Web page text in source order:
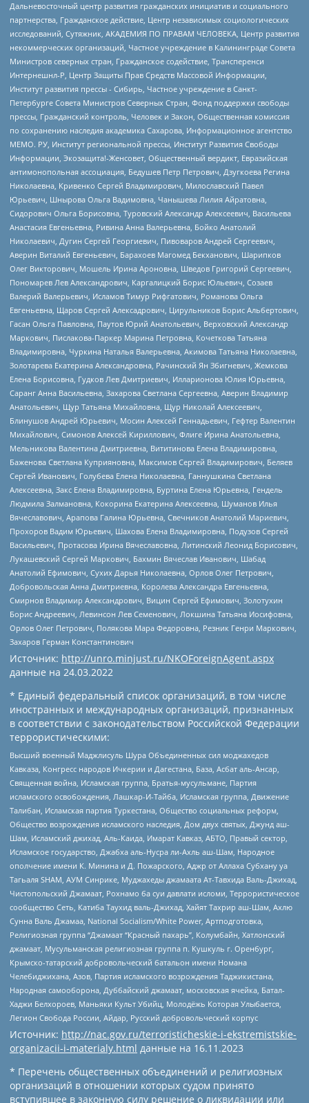
Дальневосточный центр развития гражданских инициатив и социального
партнерства, Гражданское действие, Центр независимых социологических
исследований, Сутяжник, АКАДЕМИЯ ПО ПРАВАМ ЧЕЛОВЕКА, Центр развития
некоммерческих организаций, Частное учреждение в Калининграде Совета
Министров северных стран, Гражданское содействие, Трансперенси
Интернешнл-Р, Центр Защиты Прав Средств Массовой Информации,
Институт развития прессы - Сибирь, Частное учреждение в Санкт-
Петербурге Совета Министров Северных Стран, Фонд поддержки свободы
прессы, Гражданский контроль, Человек и Закон, Общественная комиссия
по сохранению наследия академика Сахарова, Информационное агентство
МЕМО. РУ, Институт региональной прессы, Институт Развития Свободы
Информации, Экозащита!-Женсовет, Общественный вердикт, Евразийская
антимонопольная ассоциация, Бедушев Петр Петрович, Дзугкоева Регина
Николаевна, Кривенко Сергей Владимирович, Милославский Павел
Юрьевич, Шнырова Ольга Вадимовна, Чанышева Лилия Айратовна,
Сидорович Ольга Борисовна, Туровский Александр Алексеевич, Васильева
Анастасия Евгеньевна, Ривина Анна Валерьевна, Бойко Анатолий
Николаевич, Дугин Сергей Георгиевич, Пивоваров Андрей Сергеевич,
Аверин Виталий Евгеньевич, Барахоев Магомед Бекханович, Шарипков
Олег Викторович, Мошель Ирина Ароновна, Шведов Григорий Сергеевич,
Пономарев Лев Александрович, Каргалицкий Борис Юльевич, Созаев
Валерий Валерьевич, Исламов Тимур Рифгатович, Романова Ольга
Евгеньевна, Щаров Сергей Алексадрович, Цирульников Борис Альбертович,
Гасан Ольга Павловна, Паутов Юрий Анатольевич, Верховский Александр
Маркович, Пислакова-Паркер Марина Петровна, Кочеткова Татьяна
Владимировна, Чуркина Наталья Валерьевна, Акимова Татьяна Николаевна,
Золотарева Екатерина Александровна, Рачинский Ян Збигневич, Жемкова
Елена Борисовна, Гудков Лев Дмитриевич, Илларионова Юлия Юрьевна,
Саранг Анна Васильевна, Захарова Светлана Сергеевна, Аверин Владимир
Анатольевич, Щур Татьяна Михайловна, Щур Николай Алексеевич,
Блинушов Андрей Юрьевич, Мосин Алексей Геннадьевич, Гефтер Валентин
Михайлович, Симонов Алексей Кириллович, Флиге Ирина Анатольевна,
Мельникова Валентина Дмитриевна, Вититинова Елена Владимировна,
Баженова Светлана Куприяновна, Максимов Сергей Владимирович, Беляев
Сергей Иванович, Голубева Елена Николаевна, Ганнушкина Светлана
Алексеевна, Закс Елена Владимировна, Буртина Елена Юрьевна, Гендель
Людмила Залмановна, Кокорина Екатерина Алексеевна, Шуманов Илья
Вячеславович, Арапова Галина Юрьевна, Свечников Анатолий Мариевич,
Прохоров Вадим Юрьевич, Шахова Елена Владимировна, Подузов Сергей
Васильевич, Протасова Ирина Вячеславовна, Литинский Леонид Борисович,
Лукашевский Сергей Маркович, Бахмин Вячеслав Иванович, Шабад
Анатолий Ефимович, Сухих Дарья Николаевна, Орлов Олег Петрович,
Добровольская Анна Дмитриевна, Королева Александра Евгеньевна,
Смирнов Владимир Александрович, Вицин Сергей Ефимович, Золотухин
Борис Андреевич, Левинсон Лев Семенович, Локшина Татьяна Иосифовна,
Орлов Олег Петрович, Полякова Мара Федоровна, Резник Генри Маркович,
Захаров Герман Константинович
Источник: http://unro.minjust.ru/NKOForeignAgent.aspx
данные на 24.03.2022
* Единый федеральный список организаций, в том числе
иностранных и международных организаций, признанных
в соответствии с законодательством Российской Федерации
террористическими:
Высший военный Маджлисуль Шура Объединенных сил моджахедов
Кавказа, Конгресс народов Ичкерии и Дагестана, База, Асбат аль-Ансар,
Священная война, Исламская группа, Братья-мусульмане, Партия
исламского освобождения, Лашкар-И-Тайба, Исламская группа, Движение
Талибан, Исламская партия Туркестана, Общество социальных реформ,
Общество возрождения исламского наследия, Дом двух святых, Джунд аш-
Шам, Исламский джихад, Аль-Каида, Имарат Кавказ, АБТО, Правый сектор,
Исламское государство, Джабха аль-Нусра ли-Ахль аш-Шам, Народное
ополчение имени К. Минина и Д. Пожарского, Аджр от Аллаха Субхану уа
Тагьаля SHAM, АУМ Синрике, Муджахеды джамаата Ат-Тавхида Валь-Джихад,
Чистопольский Джамаат, Рохнамо ба суи давлати исломи, Террористическое
сообщество Сеть, Катиба Таухид валь-Джихад, Хайят Тахрир аш-Шам, Ахлю
Сунна Валь Джамаа, National Socialism/White Power, Артподготовка,
Религиозная группа “Джамаат “Красный пахарь”, Колумбайн, Хатлонский
джамаат, Мусульманская религиозная группа п. Кушкуль г. Оренбург,
Крымско-татарский добровольческий батальон имени Номана
Челебиджихана, Азов, Партия исламского возрождения Таджикистана,
Народная самооборона, Дуббайский джамаат, московская ячейка, Батал-
Хаджи Белхороев, Маньяки Культ Убийц, Молодёжь Которая Улыбается,
Легион Свобода России, Айдар, Русский добровольческий корпус
Источник: http://nac.gov.ru/terroristicheskie-i-ekstremistskie-
organizacii-i-materialy.html данные на 16.11.2023
* Перечень общественных объединений и религиозных
организаций в отношении которых судом принято
вступившее в законную силу решение о ликвидации или